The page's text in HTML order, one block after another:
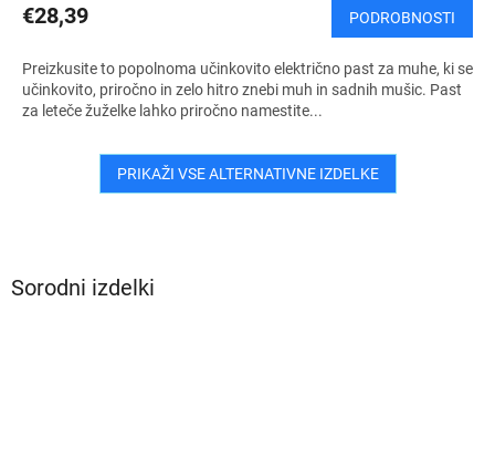
Sorodni izdelki
€28,39 PODROBNOSTI
Preizkusite to popolnoma učinkovito električno past za muhe, ki se
učinkovito, priročno in zelo hitro znebi muh in sadnih mušic. Past
za leteče žuželke lahko priročno namestite...
PRIKAŽI VSE ALTERNATIVNE IZDELKE